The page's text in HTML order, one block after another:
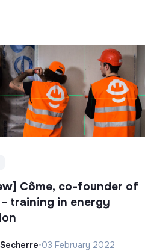
Côme, co-founder of
training in energy
•03 February 2022